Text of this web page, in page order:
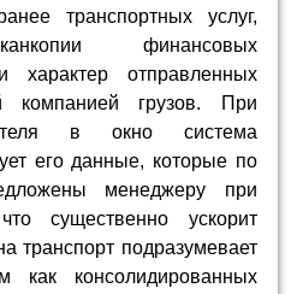
транспортных услуг,
финансовых
характер отправленных
компанией грузов. При
в окно система
его данные, которые по
менеджеру при
существенно ускорит
транспорт подразумевает
как консолидированных